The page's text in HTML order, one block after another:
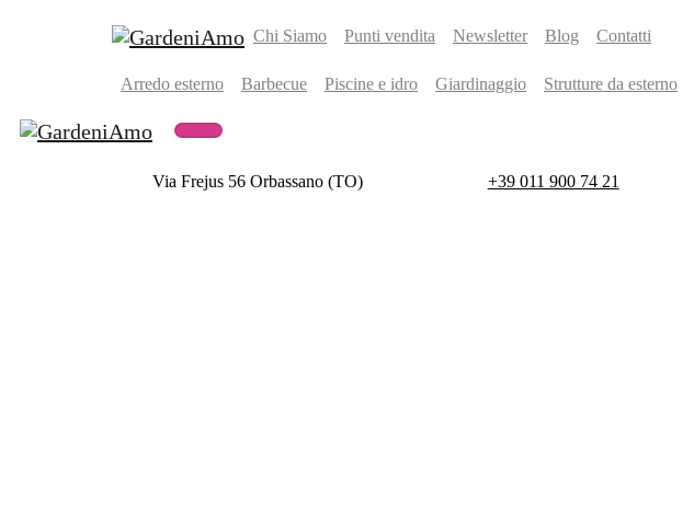
Chi Siamo Punti vendita Newsletter Blog Contatti
Arredo esterno Barbecue Piscine e idro Giardinaggio Strutture da esterno
Via Frejus 56 Orbassano (TO) +39 011 900 74 21